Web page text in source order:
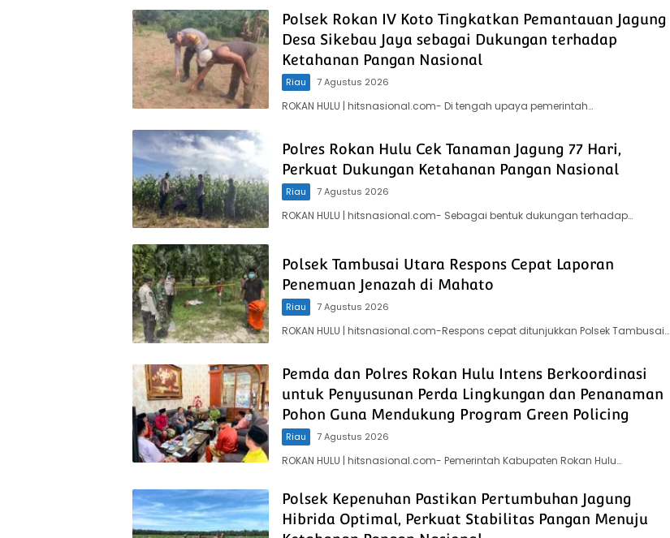
Polsek Rokan IV Koto Tingkatkan Pemantauan Jagung
Desa Sikebau Jaya sebagai Dukungan terhadap
Ketahanan Pangan Nasional
Riau 7 Agustus 2026
ROKAN HULU | hitsnasional.com- Di tengah upaya pemerintah…
Polres Rokan Hulu Cek Tanaman Jagung 77 Hari,
Perkuat Dukungan Ketahanan Pangan Nasional
Riau 7 Agustus 2026
ROKAN HULU | hitsnasional.com- Sebagai bentuk dukungan terhadap…
Polsek Tambusai Utara Respons Cepat Laporan
Penemuan Jenazah di Mahato
Riau 7 Agustus 2026
ROKAN HULU | hitsnasional.com-Respons cepat ditunjukkan Polsek Tambusai…
Pemda dan Polres Rokan Hulu Intens Berkoordinasi
untuk Penyusunan Perda Lingkungan dan Penanaman
Pohon Guna Mendukung Program Green Policing
Riau 7 Agustus 2026
ROKAN HULU | hitsnasional.com- Pemerintah Kabupaten Rokan Hulu…
Polsek Kepenuhan Pastikan Pertumbuhan Jagung
Hibrida Optimal, Perkuat Stabilitas Pangan Menuju